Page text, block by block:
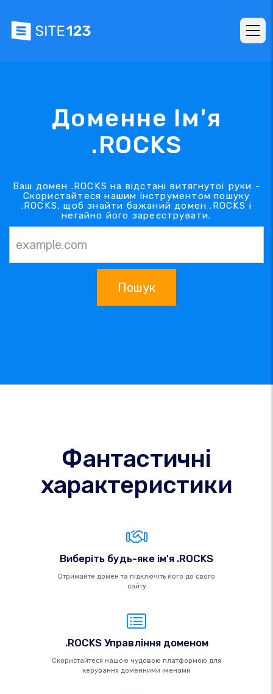
Доменне Ім'я
.ROCKS
Ваш домен .ROCKS на відстані витягнутої руки -
Скористайтеся нашим інструментом пошуку
.ROCKS, щоб знайти бажаний домен .ROCKS і
негайно його зареєструвати.
Пошук
Фантастичні
характеристики
Виберіть будь-яке ім'я .ROCKS
Отримайте домен та підключіть його до свого
сайту
.ROCKS Управління доменом
Скористайтеся нашою чудовою платформою для
керування доменними іменами